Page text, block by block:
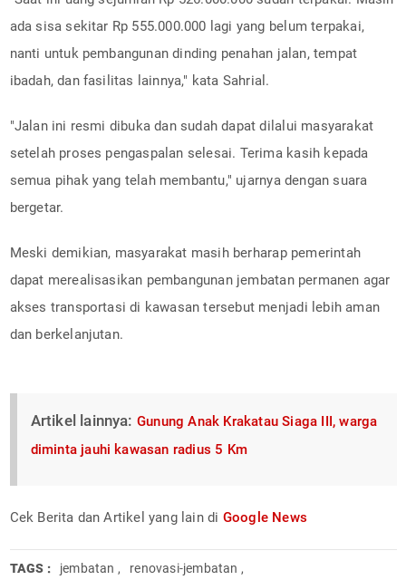
ada sisa sekitar Rp 555.000.000 lagi yang belum terpakai,
nanti untuk pembangunan dinding penahan jalan, tempat
ibadah, dan fasilitas lainnya," kata Sahrial.
"Jalan ini resmi dibuka dan sudah dapat dilalui masyarakat
setelah proses pengaspalan selesai. Terima kasih kepada
semua pihak yang telah membantu," ujarnya dengan suara
bergetar.
Meski demikian, masyarakat masih berharap pemerintah
dapat merealisasikan pembangunan jembatan permanen agar
akses transportasi di kawasan tersebut menjadi lebih aman
dan berkelanjutan.
Artikel lainnya: Gunung Anak Krakatau Siaga III, warga
diminta jauhi kawasan radius 5 Km
Cek Berita dan Artikel yang lain di Google News
TAGS : jembatan , renovasi-jembatan ,